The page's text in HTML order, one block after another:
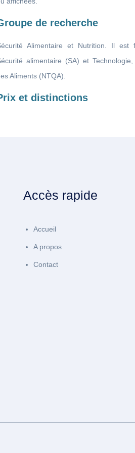
de recherche
Alimentaire et Nutrition. Il est
alimentaire (SA) et
Aliments (NTQA).
et distinctions
Accès rapide
Accueil
A propos
Contact